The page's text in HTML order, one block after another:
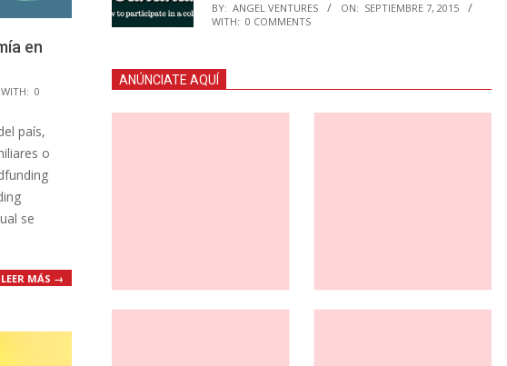
en
WITH: 0
país,
o
se
LEER MÁS →
BY: ANGEL VENTURES ON: SEPTIEMBRE 7, 2015
WITH: 0 COMMENTS
ANÚNCIATE AQUÍ